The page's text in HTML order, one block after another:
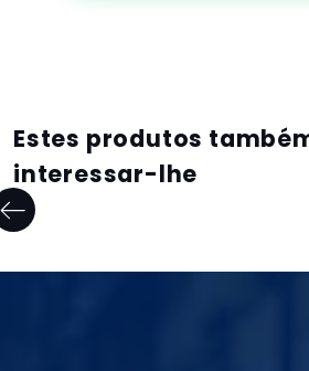
Estes produtos
interessar-lhe